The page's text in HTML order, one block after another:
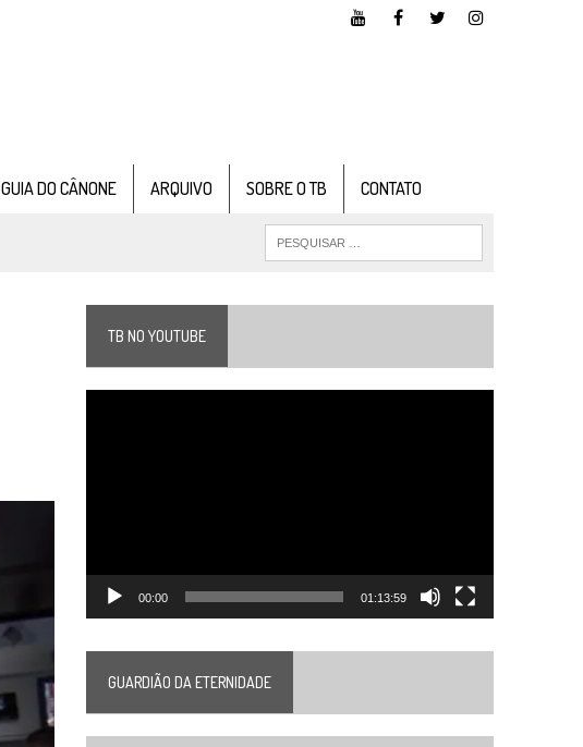
GUIA DO CÂNONE ARQUIVO SOBRE O TB CONTATO
TB NO YOUTUBE
00:00 01:13:59
GUARDIÃO DA ETERNIDADE